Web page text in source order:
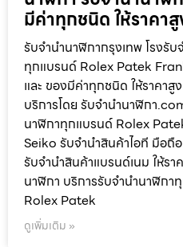
มีค่าทุกชนิด ให้ราคา
รับจำนำนาฬิกากรุงเทพ โรงรั
ทุกแบรนด์ Rolex Patek
และ ของมีค่าทุกชนิด ให้ราคาสู
บริการโดย รับจํานํานาฬิกา
นาฬิกาทุกแบรนด์ Rolex
Seiko รับจำนำสินค้าไอที มือถื
รับจำนำสินค้าแบรนด์เนม ให้ร
นาฬิกา บริการรับจำนำนาฬิกา
Rolex Patek
ดูเพิ่มเติม »